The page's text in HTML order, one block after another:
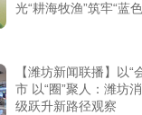
光“耕海牧渔”筑牢“蓝
【潍坊新闻联播】以“
市 以“圈”聚人：潍坊
级跃升新路径观察